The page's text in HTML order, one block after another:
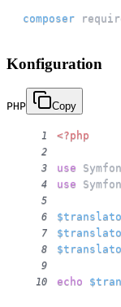
composer
Konfiguration
PHP Copy
1 <?php
2
3
use
4 use
5
6
7
8
9
10
echo